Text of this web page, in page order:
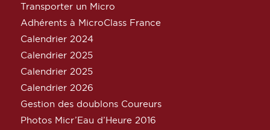
Transporter un Micro
Adhérents à MicroClass France
Calendrier 2024
Calendrier 2025
Calendrier 2025
Calendrier 2026
Gestion des doublons Coureurs
Photos Micr’Eau d’Heure 2016